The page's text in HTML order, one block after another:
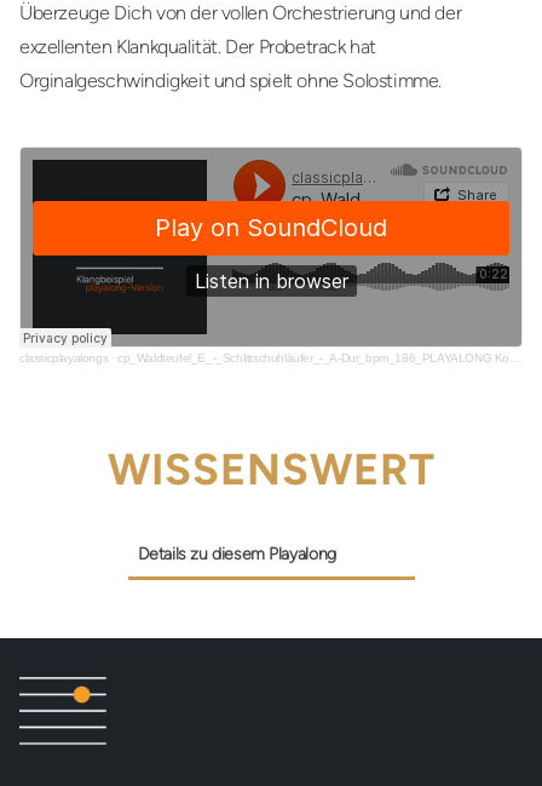
Überzeuge Dich von der vollen Orchestrierung und der
exzellenten Klankqualität. Der Probetrack hat
Orginalgeschwindigkeit und spielt ohne Solostimme.
classicplayalongs·cp_Waldteufel_E_-_Schlittschuhläufer_-_A-Dur_bpm_186_PLAYALONG Kopie_snippet
WISSENSWERT
Details zu diesem Playalong